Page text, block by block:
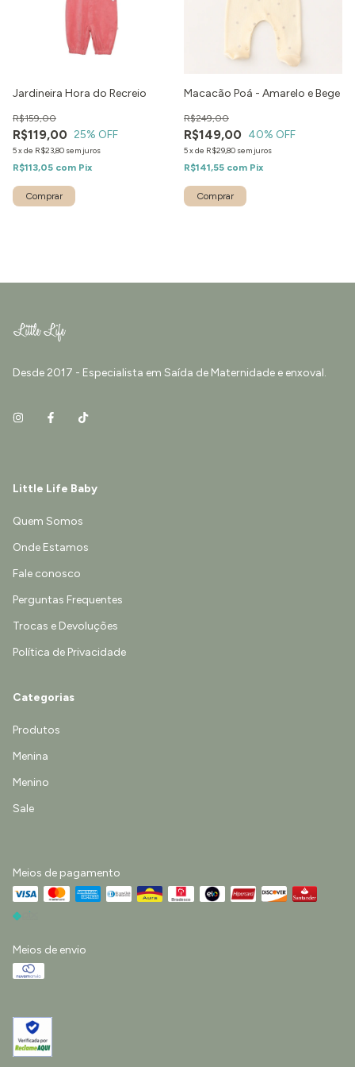
Jardineira Hora do Recreio
R$119,00
R$159,00
25% OFF
5xde R$23,80 sem juros
R$113,05 com Pix
Comprar
Macacão Poá - Amarelo e Bege
R$149,00
R$249,00
40% OFF
5xde R$29,80 sem juros
R$141,55 com Pix
Comprar
Desde 2017 - Especialista em Saída de Maternidade e enxoval.
Little Life Baby
Quem Somos
Onde Estamos
Fale conosco
Perguntas Frequentes
Trocas e Devoluções
Política de Privacidade
Categorias
Produtos
Menina
Menino
Sale
Meios de pagamento
Meios de envio